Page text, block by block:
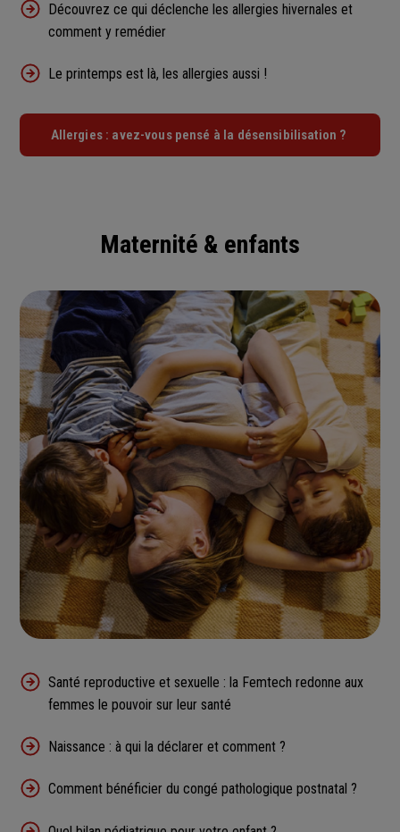
Découvrez ce qui déclenche les allergies hivernales et
comment y remédier
Le printemps est là, les allergies aussi !
Allergies : avez-vous pensé à la désensibilisation ?
Maternité & enfants
Santé reproductive et sexuelle : la Femtech redonne aux
femmes le pouvoir sur leur santé
Naissance : à qui la déclarer et comment ?
Comment bénéficier du congé pathologique postnatal ?